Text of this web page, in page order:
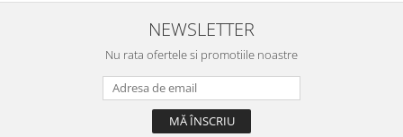
NEWSLETTER
Nu rata ofertele si promotiile noastre